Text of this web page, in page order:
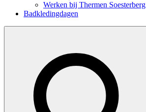
Werken bij Thermen Soesterberg
Badkledingdagen